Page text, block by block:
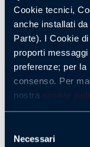
Cookie tecnici,
anche installati
Parte). I Cookie
proporti
preferenze; per
consenso. Per
nostra cookie
delNecessari
Nel corso degli
e la continuità
giocatori più
Gol più
Leão